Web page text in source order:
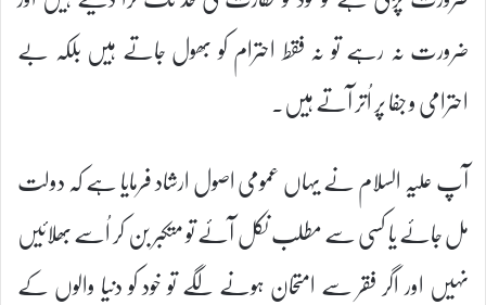
ضرورت نہ رہے تو نہ فقط احترام کو بھول جاتے ہیں بلکہ بے
احترامی و جفا پر اُتر آتے ہیں۔
آپ علیہ السلام نے یہاں عمومی اصول ارشاد فرمایا ہے کہ دولت
مل جائے یا کسی سے مطلب نکل آئے تو متکبر بن کر اُسے بھلائیں
نہیں اور اگر فقر سے امتحان ہونے لگے تو خود کو دنیا والوں کے